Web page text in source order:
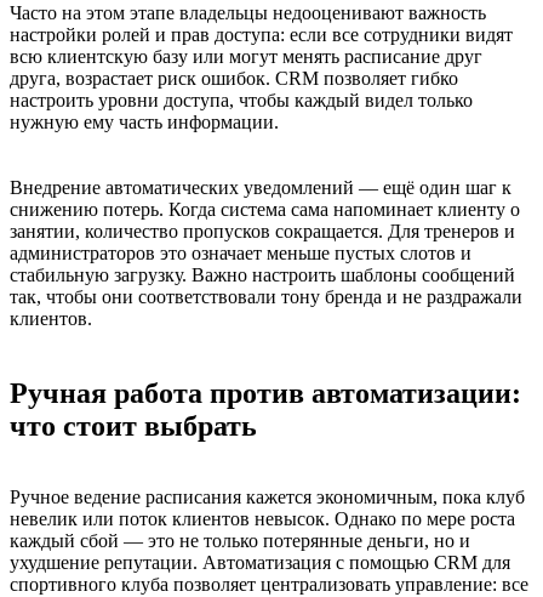
Часто на этом этапе владельцы недооценивают важность
настройки ролей и прав доступа: если все сотрудники видят
всю клиентскую базу или могут менять расписание друг
друга, возрастает риск ошибок. CRM позволяет гибко
настроить уровни доступа, чтобы каждый видел только
нужную ему часть информации.
Внедрение автоматических уведомлений — ещё один шаг к
снижению потерь. Когда система сама напоминает клиенту о
занятии, количество пропусков сокращается. Для тренеров и
администраторов это означает меньше пустых слотов и
стабильную загрузку. Важно настроить шаблоны сообщений
так, чтобы они соответствовали тону бренда и не раздражали
клиентов.
Ручная работа против автоматизации:
что стоит выбрать
Ручное ведение расписания кажется экономичным, пока клуб
невелик или поток клиентов невысок. Однако по мере роста
каждый сбой — это не только потерянные деньги, но и
ухудшение репутации. Автоматизация с помощью CRM для
спортивного клуба позволяет централизовать управление: все